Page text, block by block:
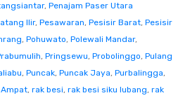
, Penajam Paser Utara
Ilir, Pesawaran, Pesisir Barat, Pesisir
, Pohuwato, Polewali Mandar,
, Pringsewu, Probolinggo, Pulang
, Puncak, Puncak Jaya, Purbalingga,
, rak besi, rak besi siku lubang, rak